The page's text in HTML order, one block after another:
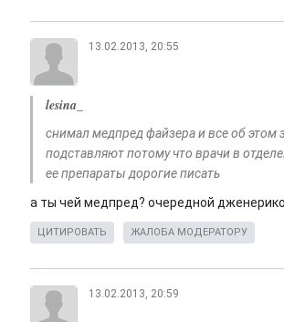
13.02.2013, 20:55
lesina_
снимал медпред файзера и все об
подставляют потому что врачи в
ее препараты дорогие писать
а ты чей медпред? очередной
ЦИТИРОВАТЬ ЖАЛОБА МОДЕРАТОРУ
13.02.2013, 20:59